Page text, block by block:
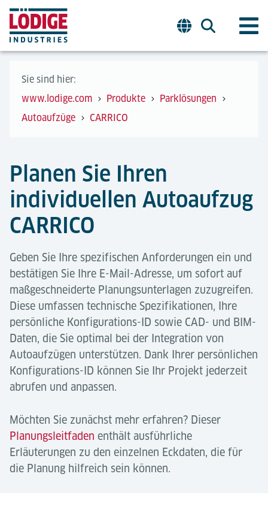
Sie sind hier:
www.lodige.com
Produkte
Parklösungen
Autoaufzüge
CARRICO
Planen Sie Ihren
individuellen Autoaufzug
CARRICO
Geben Sie Ihre spezifischen Anforderungen ein und
bestätigen Sie Ihre E-Mail-Adresse, um sofort auf
maßgeschneiderte Planungsunterlagen zuzugreifen.
Diese umfassen technische Spezifikationen, Ihre
persönliche Konfigurations-ID sowie CAD- und BIM-
Daten, die Sie optimal bei der Integration von
Autoaufzügen unterstützen. Dank Ihrer persönlichen
Konfigurations-ID können Sie Ihr Projekt jederzeit
abrufen und anpassen.
Möchten Sie zunächst mehr erfahren? Dieser
Planungsleitfaden enthält ausführliche
Erläuterungen zu den einzelnen Eckdaten, die für
die Planung hilfreich sein können.